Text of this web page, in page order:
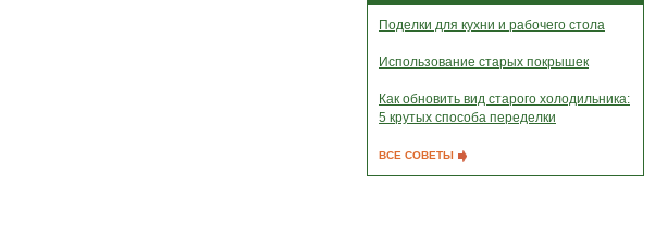
Поделки для кухни и рабочего стола
Использование старых покрышек
Как обновить вид старого холодильника:
5 крутых способа переделки
ВСЕ СОВЕТЫ